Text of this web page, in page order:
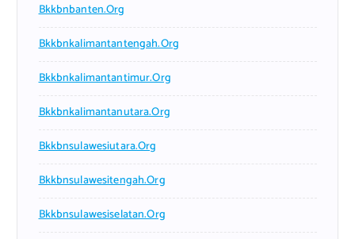
Bkkbnbanten.org
Bkkbnkalimantantengah.org
Bkkbnkalimantantimur.org
Bkkbnkalimantanutara.org
Bkkbnsulawesiutara.org
Bkkbnsulawesitengah.org
Bkkbnsulawesiselatan.org